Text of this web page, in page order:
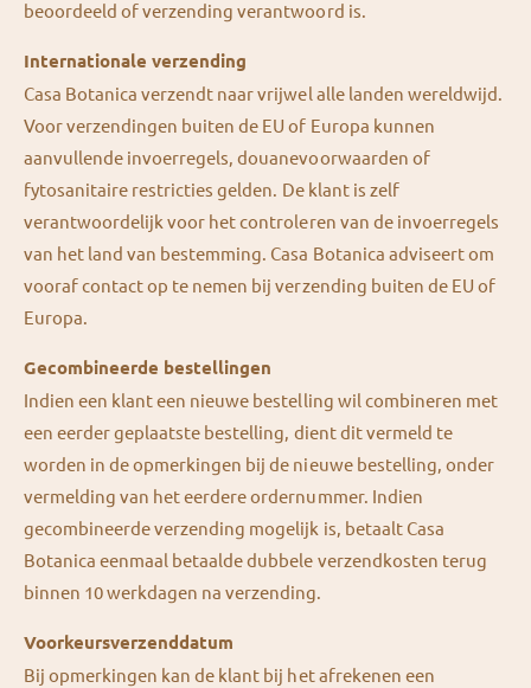
beoordeeld of verzending verantwoord is.
Internationale verzending
Casa Botanica verzendt naar vrijwel alle landen wereldwijd.
Voor verzendingen buiten de EU of Europa kunnen
aanvullende invoerregels, douanevoorwaarden of
fytosanitaire restricties gelden. De klant is zelf
verantwoordelijk voor het controleren van de invoerregels
van het land van bestemming. Casa Botanica adviseert om
vooraf contact op te nemen bij verzending buiten de EU of
Europa.
Gecombineerde bestellingen
Indien een klant een nieuwe bestelling wil combineren met
een eerder geplaatste bestelling, dient dit vermeld te
worden in de opmerkingen bij de nieuwe bestelling, onder
vermelding van het eerdere ordernummer. Indien
gecombineerde verzending mogelijk is, betaalt Casa
Botanica eenmaal betaalde dubbele verzendkosten terug
binnen 10 werkdagen na verzending.
Voorkeursverzenddatum
Bij opmerkingen kan de klant bij het afrekenen een